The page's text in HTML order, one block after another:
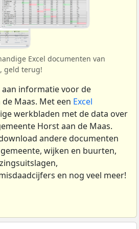
Excel documenten van
geld terug!
informatie voor de
Maas. Met een Excel
werkbladen met de data over
Horst aan de Maas.
andere documenten
wijken en buurten,
en nog veel meer!